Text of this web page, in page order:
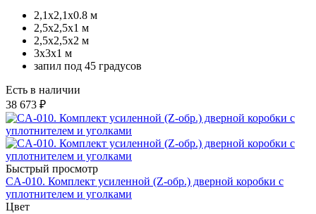
2,1x2,1х0.8 м
2,5x2,5х1 м
2,5х2,5х2 м
3х3х1 м
запил под 45 градусов
Есть в наличии
38 673 ₽
Быстрый просмотр
CA-010. Комплект усиленной (Z-обр.) дверной коробки с
уплотнителем и уголками
Цвет